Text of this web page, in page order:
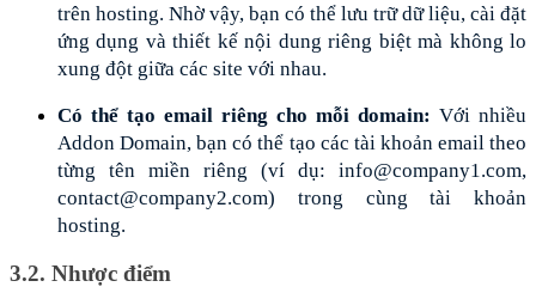
trên hosting. Nhờ vậy, bạn có thể lưu trữ dữ liệu, cài đặt
ứng dụng và thiết kế nội dung riêng biệt mà không lo
xung đột giữa các site với nhau.
Có thể tạo email riêng cho mỗi domain: Với nhiều
Addon Domain, bạn có thể tạo các tài khoản email theo
từng tên miền riêng (ví dụ: info@company1.com,
contact@company2.com) trong cùng tài khoản
hosting.
3.2. Nhược điểm